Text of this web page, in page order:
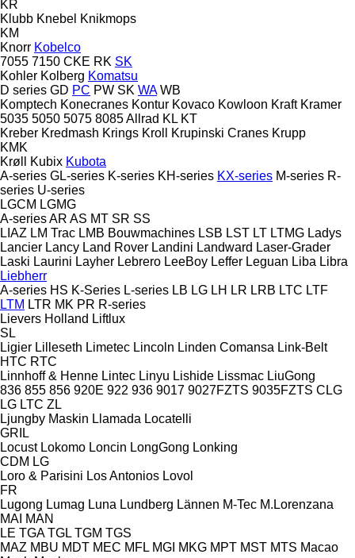
KR
Klubb Knebel Knikmops
KM
Knorr Kobelco
7055 7150 CKE RK SK
Kohler Kolberg Komatsu
D series GD PC PW SK WA WB
Komptech Konecranes Kontur Kovaco Kowloon Kraft Kramer
5035 5050 5075 8085Allrad KL KT
Kreber Kredmash Krings Kroll Krupinski Cranes Krupp
KMK
Krøll
Kubix Kubota
A-series GL-series K-series KH-series KX-series M-series R-
series U-series
LGCM LGMG
A-seriesAR AS MT SR SS
LIAZ LM Trac LMB Bouwmachines LSB LST LT LTMG Ladys
Lancier Lancy Land Rover Landini Landward Laser-Grader
Laski Laurini Layher Lebrero LeeBoy Leffer Leguan Liba Libra
Liebherr
A-series HS K-Series L-series LB LG LH LR LRB LTC LTF
LTM LTR MK PR R-series
Lievers Holland Liftlux
SL
Ligier Lilleseth Limetec Lincoln Linden Comansa Link-Belt
HTC RTC
Linnhoff & Henne Lintec Linyu Lishide Lissmac LiuGong
836 855 856 920E 922 936 9017 9027FZTS 9035FZTS CLG
LG LTC ZL
Ljungby Maskin Llamada Locatelli
GRIL
Locust Lokomo Loncin LongGong Lonking
CDM LG
Loro & Parisini Los Antonios Lovol
FR
Lugong Lumag Luna Lundberg Lännen M-Tec M.Lorenzana
MAI MAN
LE TGA TGL TGM TGS
MAZ MBU MDT MEC MFL MGI MKG MPT MST MTS Macao